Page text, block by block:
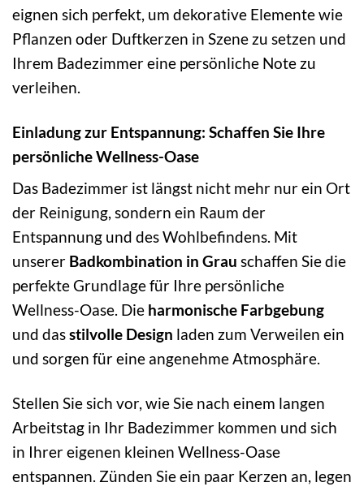
eignen sich perfekt, um dekorative Elemente wie
Pflanzen oder Duftkerzen in Szene zu setzen und
Ihrem Badezimmer eine persönliche Note zu
verleihen.
Einladung zur Entspannung: Schaffen Sie Ihre
persönliche Wellness-Oase
Das Badezimmer ist längst nicht mehr nur ein Ort
der Reinigung, sondern ein Raum der
Entspannung und des Wohlbefindens. Mit
unserer Badkombination in Grau schaffen Sie die
perfekte Grundlage für Ihre persönliche
Wellness-Oase. Die harmonische Farbgebung
und dasstilvolle Design laden zum Verweilen ein
und sorgen für eine angenehme Atmosphäre.
Stellen Sie sich vor, wie Sie nach einem langen
Arbeitstag in Ihr Badezimmer kommen und sich
in Ihrer eigenen kleinen Wellness-Oase
entspannen. Zünden Sie ein paar Kerzen an, legen